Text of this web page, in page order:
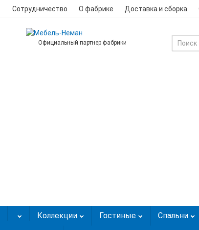
Сотрудничество О фабрике Доставка и сборка
Официальный партнер фабрики
Коллекции Гостиные Спальни